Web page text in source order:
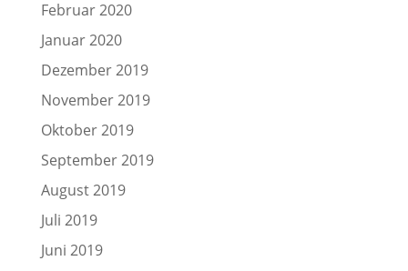
Februar 2020
Januar 2020
Dezember 2019
November 2019
Oktober 2019
September 2019
August 2019
Juli 2019
Juni 2019